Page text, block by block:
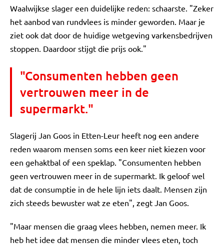
Waalwijkse slager een duidelijke reden: schaarste. "Zeker
het aanbod van rundvlees is minder geworden. Maar je
ziet ook dat door de huidige wetgeving varkensbedrijven
stoppen. Daardoor stijgt die prijs ook."
"Consumenten hebben geen
vertrouwen meer in de
supermarkt."
Slagerij Jan Goos in Etten-Leur heeft nog een andere
reden waarom mensen soms een keer niet kiezen voor
een gehaktbal of een speklap. "Consumenten hebben
geen vertrouwen meer in de supermarkt. Ik geloof wel
dat de consumptie in de hele lijn iets daalt. Mensen zijn
zich steeds bewuster wat ze eten", zegt Jan Goos.
"Maar mensen die graag vlees hebben, nemen meer. Ik
heb het idee dat mensen die minder vlees eten, toch